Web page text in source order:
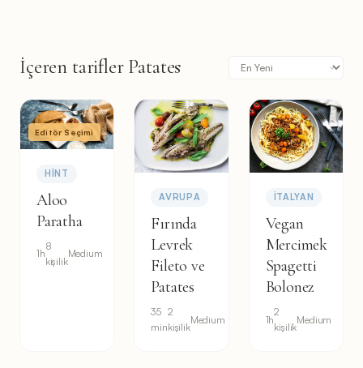
İçeren tarifler Patates
Editör Seçimi
HINT
Aloo
Paratha
1h
8
kişilik
Medium
AVRUPA
Fırında
Levrek
Fileto ve
Patates
35
min
2
kişilik
Medium
İTALYAN
Vegan
Mercimek
Spagetti
Bolonez
1h
2
kişilik
Medium